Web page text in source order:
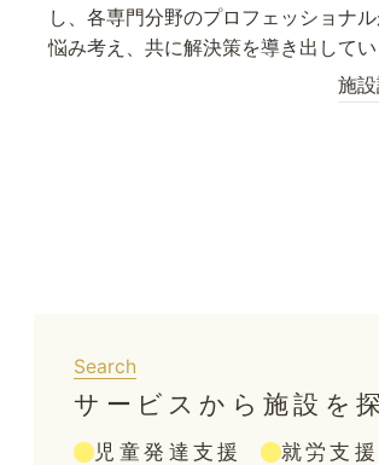
し、各専門分野のプロフェッショナ
悩み考え、共に解決策を導き出してい
施
Search
サービスから施設を
児童発達支援
就労支援